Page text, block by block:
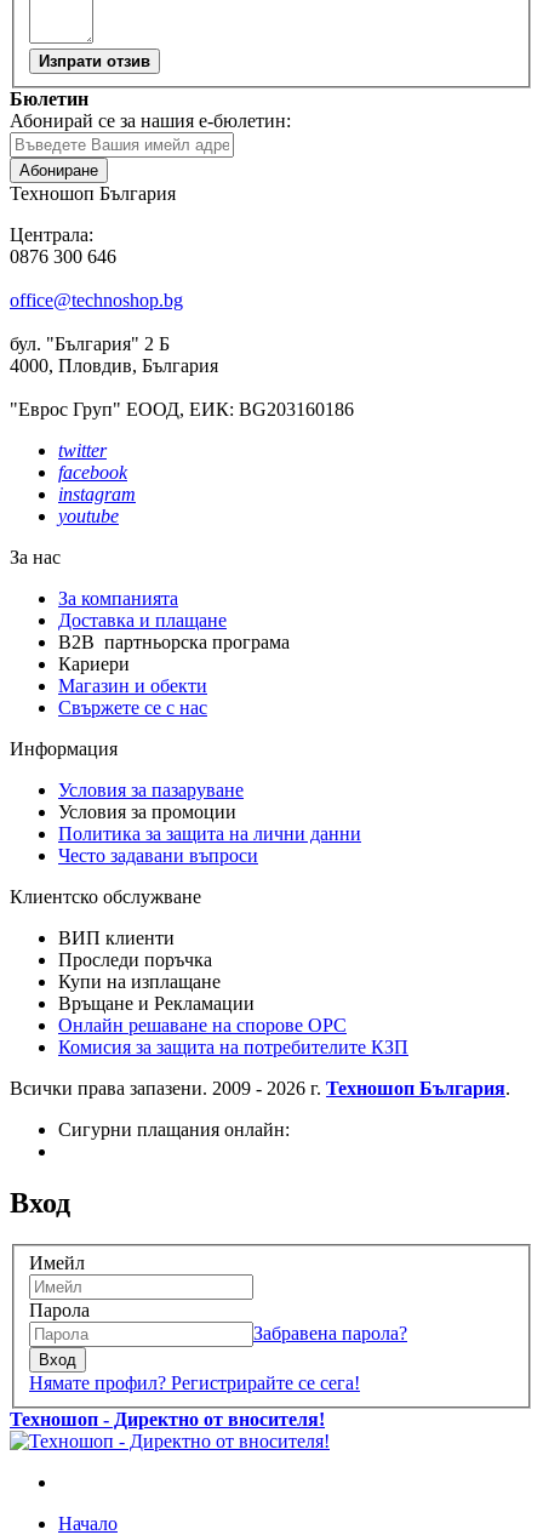
Изпрати отзив
Бюлетин
Абонирай се за нашия е-бюлетин:
Абониране
Техношоп България
Централа:
0876 300 646
office@technoshop.bg
бул. "България" 2 Б
4000, Пловдив, България
"Еврос Груп" ЕООД, ЕИК: BG203160186
twitter
facebook
instagram
youtube
За нас
За компанията
Доставка и плащане
B2B партньорска програма
Кариери
Магазин и обекти
Свържете се с нас
Информация
Условия за пазаруване
Условия за промоции
Политика за защита на лични данни
Често задавани въпроси
Клиентско обслужване
ВИП клиенти
Проследи поръчка
Купи на изплащане
Връщане и Рекламации
Онлайн решаване на спорове OPC
Комисия за защита на потребителите КЗП
Всички права запазени. 2009 - 2026 г. Техношоп България.
Сигурни плащания онлайн:
Вход
Имейл
Парола
Забравена парола?
Вход
Нямате профил? Регистрирайте се сега!
Техношоп - Директно от вносителя!
Начало